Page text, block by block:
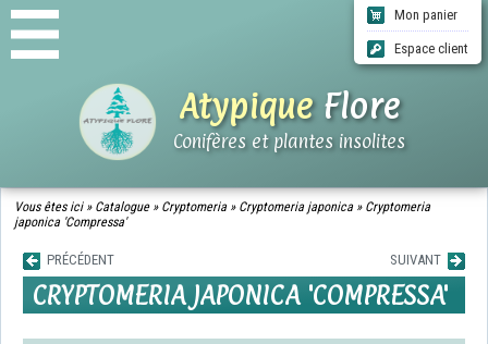
AtypiqueFlore
Conifères et plantes insolites
Mon panier
Espace client
ACCUEIL
INFOS LIVRAISONS
CGV
Vous êtes ici » Catalogue» Cryptomeria » Cryptomeria japonica » Cryptomeria
japonica 'Compressa'
PRÉCÉDENT SUIVANT
CRYPTOMERIA JAPONICA 'COMPRESSA'